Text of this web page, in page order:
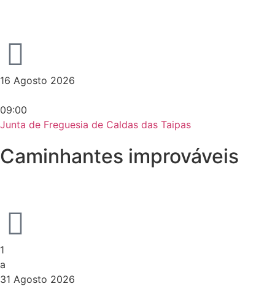
16 Agosto 2026
09:00
Junta de Freguesia de Caldas das Taipas
Caminhantes improváveis
1
a
31 Agosto 2026